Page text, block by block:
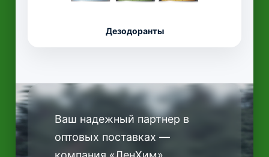
Дезодоранты
Ваш надежный партнер в
оптовых поставках —